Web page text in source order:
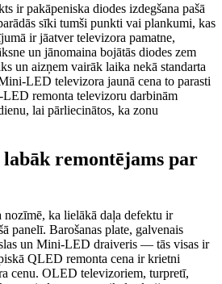
ir pakāpeniska diodes izdegšana pašā
sīki tumši punkti vai plankumi, kas
ir jāatver televizora pamatne,
un jānomaina bojātās diodes zem
un aizņem vairāk laika nekā standarta
LED televizora jaunā cena to parasti
remonta televizoru darbinām
lai pārliecinātos, ka zonu
remontējams par
ka lielākā daļa defektu ir
panelī. Barošanas plate, galvenais
un Mini-LED draiveris — tās visas ir
QLED remonta cena ir krietni
cenu. OLED televizoriem, turpretī,